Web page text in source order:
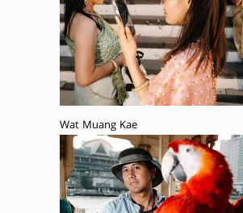
Wat Muang Kae